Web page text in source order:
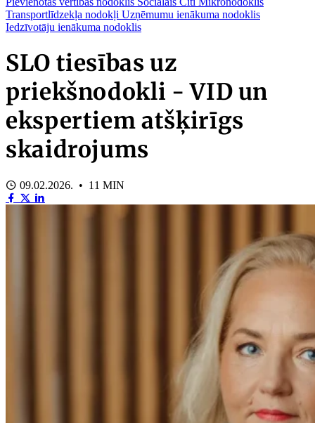
Transportlīdzekļa nodokļi Uzņēmumu ienākuma nodoklis
Iedzīvotāju ienākuma nodoklis
SLO tiesības uz
priekšnodokli - VID un
ekspertiem atšķirīgs
skaidrojums
09.02.2026. • 11 MIN